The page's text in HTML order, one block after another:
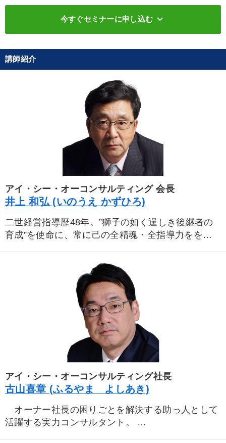
今すぐセミナーに申し込む keyboard_arrow_down
講師紹介
アイ・シー・オーコンサルティング 会長
井上 和弘 (いのうえ かずひろ)
二世経営指導歴48年。”獅子の如く逞しき後継者の
育成”を使命に、常に己の全精魂・全指導力をを情
場を教え込み、数多くの実戦派後継者を世に輩出し
た実力コンサルタント。
氏独自の、社長としての哲学、目標、ロマンの持ち
方、帝王学、事業手腕の磨き方、人脈作り、事業引
き継ぎ、右腕の育て方に加え、実務としての商品、
売り方、組織、人事、財務への手の打ち方は、これ
まで300余社に導入実施。気鋭みなぎる後継者の育
成はもちろん、顧問指導で株式上場、公開を手掛け
る。
昭和17年生まれ。早稲田大学、伊・フローレンス大
著書に、最新刊「後継者の鉄則」はじめ、「儲かる
ようにすべてを変える」「稼ぐ商品・サービスづく
り」「カネ回りの良い経営」「承継と相続 おカネの
アイ・シー・オーコンサルティング社長
古山喜章 (ふるやま よしあき)
オーナー社長の困りごとを解決する助っ人として
活躍する実力コンサルタント。